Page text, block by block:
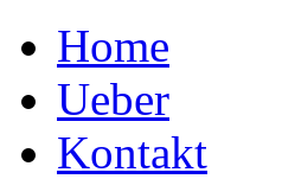
Home
Ueber
Kontakt